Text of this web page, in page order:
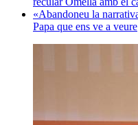
«Abandoneu la
Papa que ens ve a veure